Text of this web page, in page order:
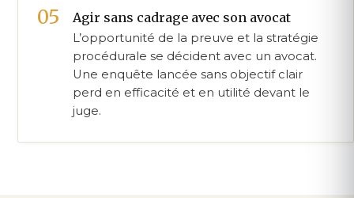
Agir sans cadrage avec son avocat
L’opportunité de la preuve et la stratégie
procédurale se décident avec un avocat.
Une enquête lancée sans objectif clair
perd en efficacité et en utilité devant le
juge.